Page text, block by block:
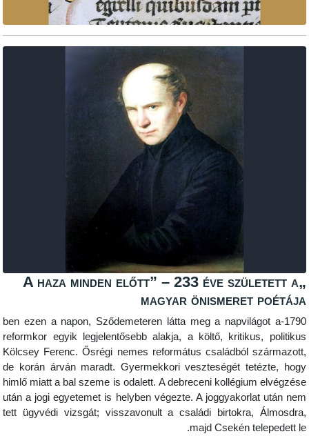
„A haza minden előtt” – 233 éve
magyar
1790-ben ezen a napon, Sződemeteren látta meg a
reformkor egyik legjelentősebb alakja, a költő,
Kölcsey Ferenc. Ősrégi nemes református családból
de korán árván maradt. Gyermekkori veszteségét
himlő miatt a bal szeme is odalett. A debreceni
után a jogi egyetemet is helyben végezte. A
tett ügyvédi vizsgát; visszavonult a családi
majd Csekén